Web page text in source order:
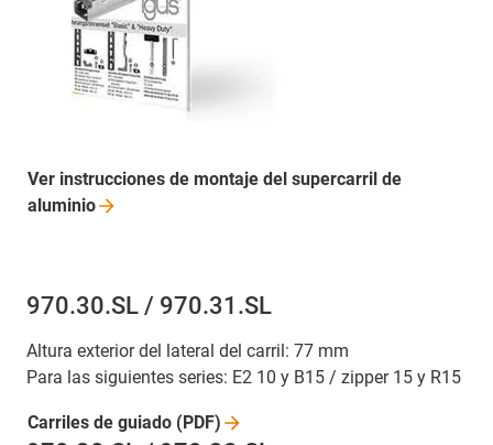
Ver instrucciones de montaje del supercarril de
aluminio
970.30.SL / 970.31.SL
Altura exterior del lateral del carril: 77 mm
Para las siguientes series: E2 10 y B15 / zipper 15 y R15
Carriles de guiado (PDF)